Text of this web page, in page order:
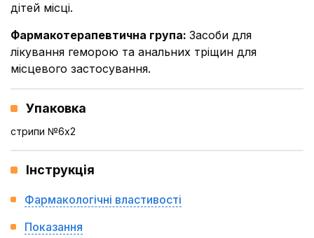
дітей місці.
Фармакотерапевтична група: Засоби для
лікування геморою та анальних тріщин для
місцевого застосування.
Упаковка
стрипи №6x2
Інструкція
Фармакологічні властивості
Показання